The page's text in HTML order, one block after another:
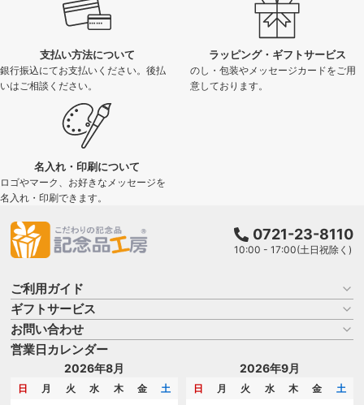
支払い方法について
銀行振込にてお支払いください。後払
いはご相談ください。
ラッピング・ギフトサービス
のし・包装やメッセージカードをご用
意しております。
名入れ・印刷について
ロゴやマーク、お好きなメッセージを
名入れ・印刷できます。
0721-23-8110
10:00 - 17:00(土日祝除く)
ご利用ガイド
お買い物ガイド
よくある質問
はじめての記念品選び
記念品工房の使い方
ギフトサービス
名入れについて
のし
メッセージカード
お問い合わせ
商品選びを相談する
名入れについて相談する
カタログを請求する
営業日カレンダー
2026年8月
日 月 火 水 木 金
土
2026年9月
日 月 火 水 木 金
土